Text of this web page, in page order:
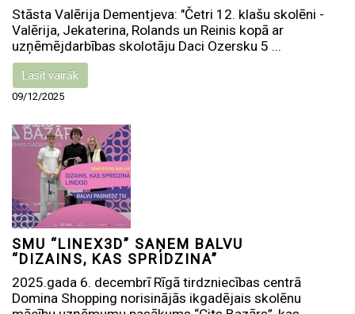
Stāsta Valērija Dementjeva: "Četri 12. klašu skolēni -
Valērija, Jekaterina, Rolands un Reinis kopā ar
uzņēmējdarbības skolotāju Daci Ozersku 5 ...
Lasīt vairāk
09/12/2025
SMU “LINEX3D” SAŅEM BALVU
“DIZAINS, KAS SPRIDZINA”
2025.gada 6. decembrī Rīgā tirdzniecības centrā
Domina Shopping norisinājās ikgadējais skolēnu